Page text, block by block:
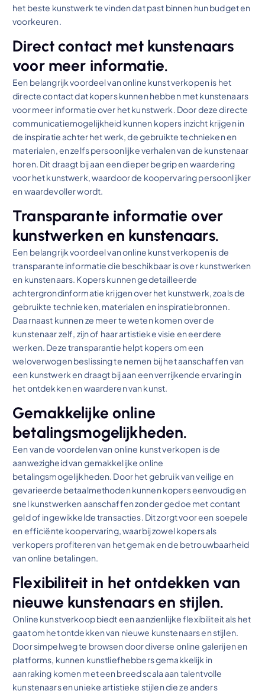
het beste kunstwerk te vinden dat past binnen hun budget en
voorkeuren.
Direct contact met kunstenaars
voor meer informatie.
Een belangrijk voordeel van online kunst verkopen is het
directe contact dat kopers kunnen hebben met kunstenaars
voor meer informatie over het kunstwerk. Door deze directe
communicatiemogelijkheid kunnen kopers inzicht krijgen in
de inspiratie achter het werk, de gebruikte technieken en
materialen, en zelfs persoonlijke verhalen van de kunstenaar
horen. Dit draagt bij aan een dieper begrip en waardering
voor het kunstwerk, waardoor de koopervaring persoonlijker
en waardevoller wordt.
Transparante informatie over
kunstwerken en kunstenaars.
Een belangrijk voordeel van online kunst verkopen is de
transparante informatie die beschikbaar is over kunstwerken
en kunstenaars. Kopers kunnen gedetailleerde
achtergrondinformatie krijgen over het kunstwerk, zoals de
gebruikte technieken, materialen en inspiratiebronnen.
Daarnaast kunnen ze meer te weten komen over de
kunstenaar zelf, zijn of haar artistieke visie en eerdere
werken. Deze transparantie helpt kopers om een
weloverwogen beslissing te nemen bij het aanschaffen van
een kunstwerk en draagt bij aan een verrijkende ervaring in
het ontdekken en waarderen van kunst.
Gemakkelijke online
betalingsmogelijkheden.
Een van de voordelen van online kunst verkopen is de
aanwezigheid van gemakkelijke online
betalingsmogelijkheden. Door het gebruik van veilige en
gevarieerde betaalmethoden kunnen kopers eenvoudig en
snel kunstwerken aanschaffen zonder gedoe met contant
geld of ingewikkelde transacties. Dit zorgt voor een soepele
en efficiënte koopervaring, waarbij zowel kopers als
verkopers profiteren van het gemak en de betrouwbaarheid
van online betalingen.
Flexibiliteit in het ontdekken van
nieuwe kunstenaars en stijlen.
Online kunstverkoop biedt een aanzienlijke flexibiliteit als het
gaat om het ontdekken van nieuwe kunstenaars en stijlen.
Door simpelweg te browsen door diverse online galerijen en
platforms, kunnen kunstliefhebbers gemakkelijk in
aanraking komen met een breed scala aan talentvolle
kunstenaars en unieke artistieke stijlen die ze anders